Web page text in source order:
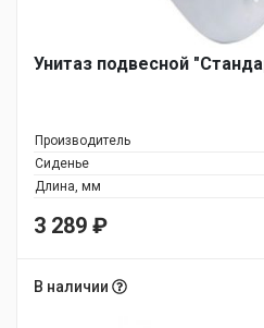
Унитаз подвесной
Производитель
Сиденье
Длина, мм
3 289 ₽
В наличии